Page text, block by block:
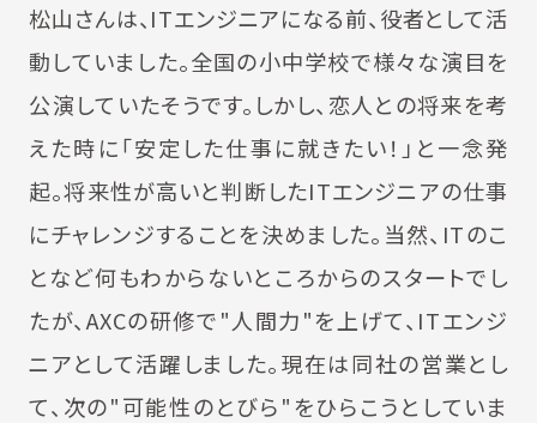
松山さんは、ITエンジニアになる前、役者として活
動していました。全国の小中学校で様々な演目を
公演していたそうです。しかし、恋人との将来を考
えた時に「安定した仕事に就きたい！」と一念発
起。将来性が高いと判断したITエンジニアの仕事
にチャレンジすることを決めました。当然、ITのこ
となど何もわからないところからのスタートでし
たが、AXCの研修で"人間力"を上げて、ITエンジ
ニアとして活躍しました。現在は同社の営業とし
て、次の"可能性のとびら"をひらこうとしていま